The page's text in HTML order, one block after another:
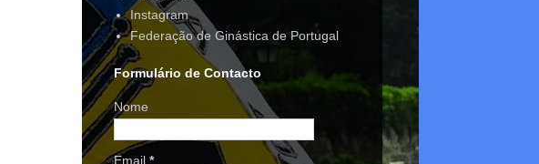
Instagram
Federação de Ginástica de Portugal
Formulário de Contacto
Nome
Email *